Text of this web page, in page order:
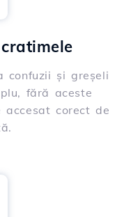
confuzii și greșeli
fără aceste
corect de